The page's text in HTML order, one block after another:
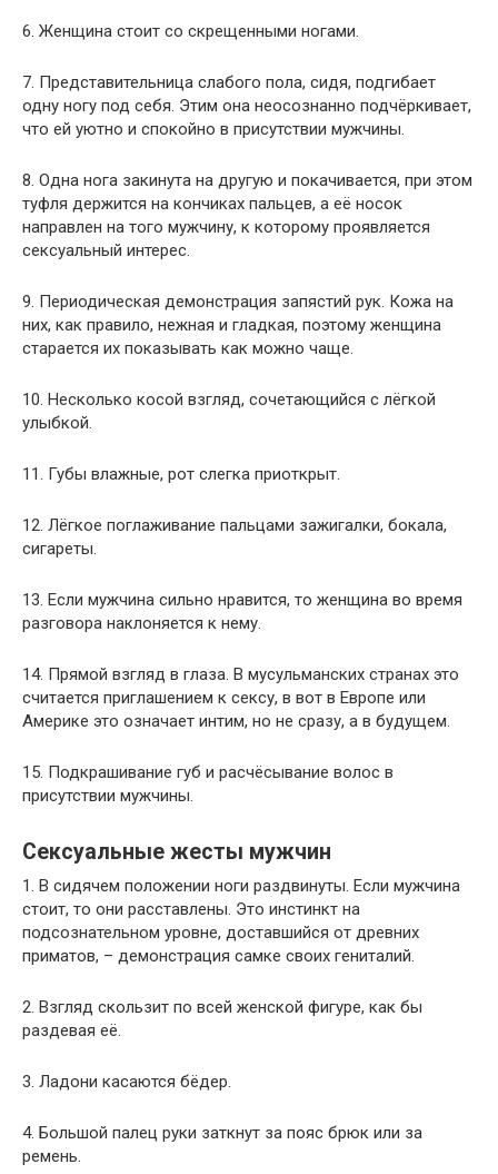
6. Женщина стоит со скрещенными ногами.
7. Представительница слабого пола, сидя, подгибает
одну ногу под себя. Этим она неосознанно подчёркивает,
что ей уютно и спокойно в присутствии мужчины.
8. Одна нога закинута на другую и покачивается, при этом
туфля держится на кончиках пальцев, а её носок
направлен на того мужчину, к которому проявляется
сексуальный интерес.
9. Периодическая демонстрация запястий рук. Кожа на
них, как правило, нежная и гладкая, поэтому женщина
старается их показывать как можно чаще.
10. Несколько косой взгляд, сочетающийся с лёгкой
улыбкой.
11. Губы влажные, рот слегка приоткрыт.
12. Лёгкое поглаживание пальцами зажигалки, бокала,
сигареты.
13. Если мужчина сильно нравится, то женщина во время
разговора наклоняется к нему.
14. Прямой взгляд в глаза. В мусульманских странах это
считается приглашением к сексу, в вот в Европе или
Америке это означает интим, но не сразу, а в будущем.
15. Подкрашивание губ и расчёсывание волос в
присутствии мужчины.
Сексуальные жесты мужчин
1. В сидячем положении ноги раздвинуты. Если мужчина
стоит, то они расставлены. Это инстинкт на
подсознательном уровне, доставшийся от древних
приматов, – демонстрация самке своих гениталий.
2. Взгляд скользит по всей женской фигуре, как бы
раздевая её.
3. Ладони касаются бёдер.
4. Большой палец руки заткнут за пояс брюк или за
ремень.